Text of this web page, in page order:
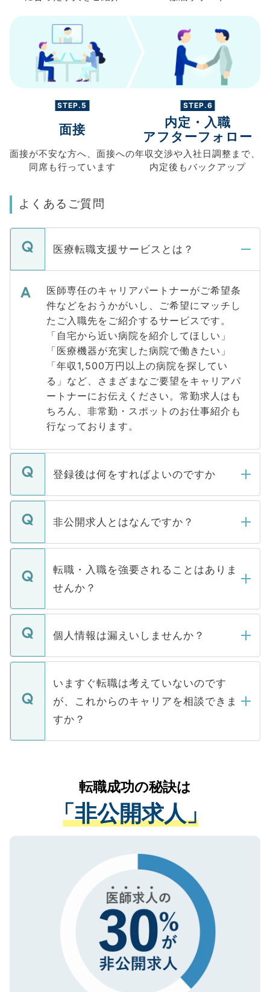
STEP.5
面接
面接が不安な方へ、 面接への
同席も行っています
STEP.6
内定・入職
アフターフォロー
年収交渉や入社日調整まで、
内定後もバックアップ
よくあるご質問
医療転職支援サービスとは？
医師専任のキャリアパートナーがご希望条
件などをおうかがいし、ご希望にマッチし
たご入職先をご紹介するサービスです。
「自宅から近い病院を紹介してほしい」
「医療機器が充実した病院で働きたい」
「年収1,500万円以上の病院を探してい
る」など、さまざまなご要望をキャリアパ
ートナーにお伝えください。常勤求人はも
ちろん、非常勤・スポットのお仕事紹介も
行なっております。
登録後は何をすればよいのですか
ご登録いただきましたら、弊社担当者がご
登録内容を確認し、その後メールもしくは
ます。通常、5営業日以内にはご連絡をせて
いただきますので、しばらくお待ちくださ
非公開求人とはなんですか？
マイナビDOCTORで取り扱っている求人の
うち約3割は、Webサイトからご覧いただ
けない「非公開求人」です。非公開求人は
下記の理由によって、一般には公開してい
ません。
■応募殺到を避けるため 人気のある医療機
関を公にしてしまうと、応募が殺到する場
に、医療機関が求める条件に合った人材の
みを人材紹介会社に依頼するケースが増え
ています。
転職・入職を強要されることはありま
せんか？
転職・入職を強要することは一切ありませ
ん。また、仮に応募先から内定をいただい
定を承諾する必要はありません。内定先へ
の辞退の連絡はキャリアパートナーが行い
個人情報は漏えいしませんか？
個人情報が漏えいすることはありませんの
で、ご安心ください。当サイトからの登録
などで収集したご登録者様の個人情報は、
ご本人のキャリアアップおよび転職活動の
支援を目的に使用いたします。お預かりし
ているすべての個人データはご本人の許可
は、個人情報の取り扱いについての厳密な
管理基準を満たした事業者のみに付与され
る、プライバシーマークを取得済みです。
で、機密保持に関してもご安心ください。
いますぐ転職は考えていないのです
が、これからのキャリアを相談できま
すか？
かがいして、現在の医療機関の状況や紹介
経験をまじえながら、適切なアドバイスを
させていただきます。すぐにご転職をされ
ない方には、長期的なサポートが可能です
ので、まずはご登録ください。
転職成功の秘訣は
「非公開求人」